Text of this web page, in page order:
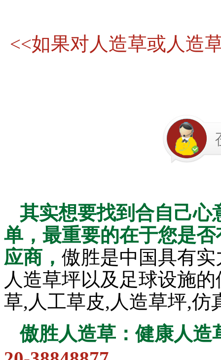
<<如果对人造草或人造
其实想要找到合自己心
单，最重要的在于您是
应商， 傲胜是中国具有
人造草坪以及足球设施
草,人工草皮,人造草坪,仿
傲胜人造草：健康人造